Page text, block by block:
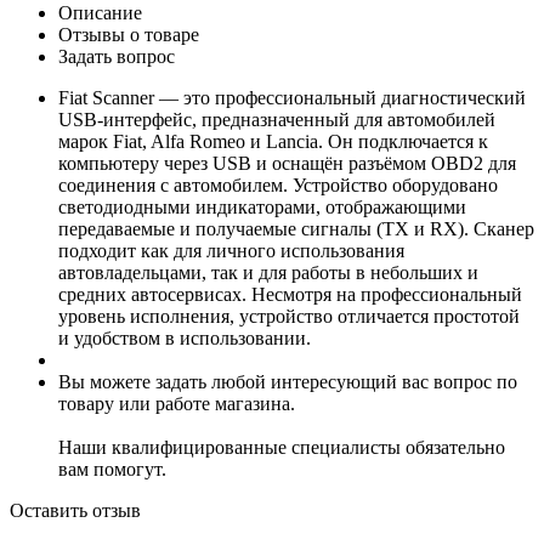
Описание
Отзывы о товаре
Задать вопрос
Fiat Scanner — это профессиональный диагностический
USB-интерфейс, предназначенный для автомобилей
марок Fiat, Alfa Romeo и Lancia. Он подключается к
компьютеру через USB и оснащён разъёмом OBD2 для
соединения с автомобилем. Устройство оборудовано
светодиодными индикаторами, отображающими
передаваемые и получаемые сигналы (TX и RX). Сканер
подходит как для личного использования
автовладельцами, так и для работы в небольших и
средних автосервисах. Несмотря на профессиональный
уровень исполнения, устройство отличается простотой
и удобством в использовании.
Вы можете задать любой интересующий вас вопрос по
товару или работе магазина.
Наши квалифицированные специалисты обязательно
вам помогут.
Оставить отзыв